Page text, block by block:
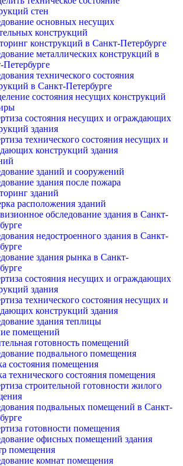
стен
основных несущих
конструкций
конструкций в Санкт-Петербурге
металлических конструкций в
Петербурге
технического состояния
в Санкт-Петербурге
состояния несущих конструкций
состояния несущих и ограждающих
здания
технического состояния несущих и
конструкций здания
зданий и сооружений
здания после пожара
зданий
расположения зданий
обследование здания в Санкт-
недостроенного здания в Санкт-
здания рынка в Санкт-
состояния несущих и ограждающих
здания
технического состояния несущих и
конструкций здания
здания теплицы
помещений
готовность помещений
подвального помещения
состояния помещения
технического состояния помещения
строительной готовности жилого
подвальных помещений в Санкт-
готовности помещения
офисных помещений здания
помещения
комнат помещения